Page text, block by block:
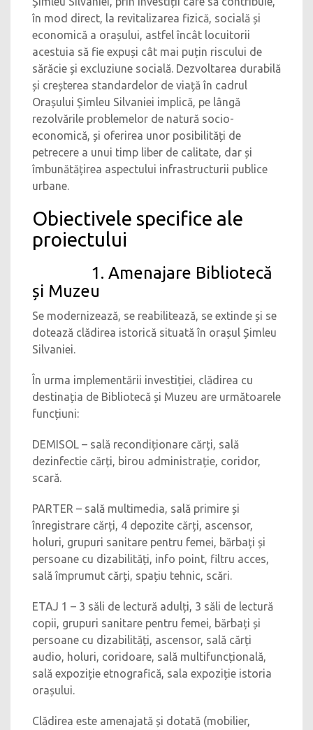
în mod direct, la revitalizarea fizică, socială și
economică a orașului, astfel încât locuitorii
acestuia să fie expuși cât mai puțin riscului de
sărăcie și excluziune socială. Dezvoltarea durabilă
și creșterea standardelor de viață în cadrul
Orașului Șimleu Silvaniei implică, pe lângă
rezolvările problemelor de natură socio-
economică, și oferirea unor posibilități de
petrecere a unui timp liber de calitate, dar și
îmbunătățirea aspectului infrastructurii publice
urbane.
Obiectivele specifice ale
proiectului
1. Amenajare Bibliotecă
și Muzeu
Se modernizează, se reabilitează, se extinde și se
dotează clădirea istorică situată în orașul Șimleu
Silvaniei.
În urma implementării investiției, clădirea cu
destinația de Bibliotecă și Muzeu are următoarele
funcțiuni:
DEMISOL – sală recondiționare cărți, sală
dezinfectie cărți, birou administrație, coridor,
scară.
PARTER – sală multimedia, sală primire și
înregistrare cărți, 4 depozite cărți, ascensor,
holuri, grupuri sanitare pentru femei, bărbați și
persoane cu dizabilități, info point, filtru acces,
sală împrumut cărți, spațiu tehnic, scări.
ETAJ 1 – 3 săli de lectură adulți, 3 săli de lectură
copii, grupuri sanitare pentru femei, bărbați și
persoane cu dizabilități, ascensor, sală cărți
audio, holuri, coridoare, sală multifuncțională,
sală expoziție etnografică, sala expoziție istoria
orașului.
Clădirea este amenajată și dotată (mobilier,